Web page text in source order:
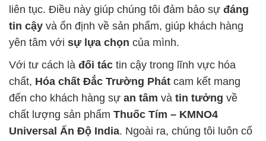
liên tục. Điều này giúp chúng tôi đảm bảo sự đáng
tin cậy và ổn định về sản phẩm, giúp khách hàng
yên tâm với sự lựa chọn của mình.
Với tư cách là đối tác tin cậy trong lĩnh vực hóa
chất, Hóa chất Đắc Trường Phát cam kết mang
đến cho khách hàng sự an tâm và tin tưởng về
chất lượng sản phẩm Thuốc Tím – KMNO4
Universal Ấn Độ India. Ngoài ra, chúng tôi luôn cố